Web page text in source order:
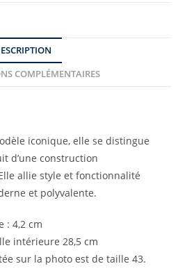
COMPLÉMENTAIRES
iconique, elle se distingue
d’une construction
allie style et fonctionnalité
et polyvalente.
: 4,2 cm
intérieure 28,5 cm
sur la photo est de taille 43.